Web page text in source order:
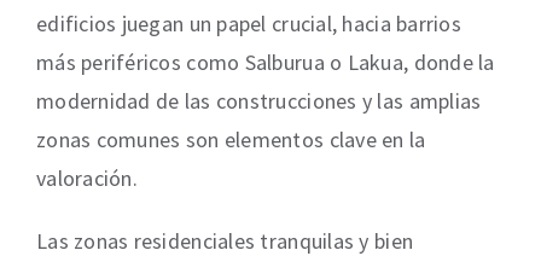
edificios juegan un papel crucial, hacia barrios
más periféricos como Salburua o Lakua, donde la
modernidad de las construcciones y las amplias
zonas comunes son elementos clave en la
valoración.
Las zonas residenciales tranquilas y bien